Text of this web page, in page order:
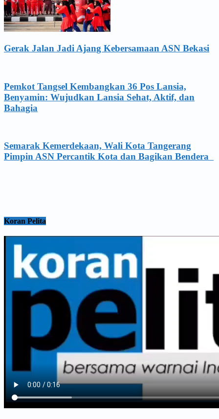
Gerak Jalan Jadi Ajang Kebersamaan ASN Bekasi
Pemkot Tangsel Kembangkan 36 Pos Lansia,
Benyamin: Wujudkan Lansia Sehat, Aktif, dan
Bahagia
Semarak Kemerdekaan, Wali Kota Tangerang
Pimpin ASN Percantik Kota dan Bagikan Bendera
Koran Pelita